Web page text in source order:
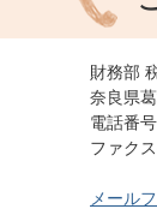
財務部
奈良県
電話番
ファク
メール